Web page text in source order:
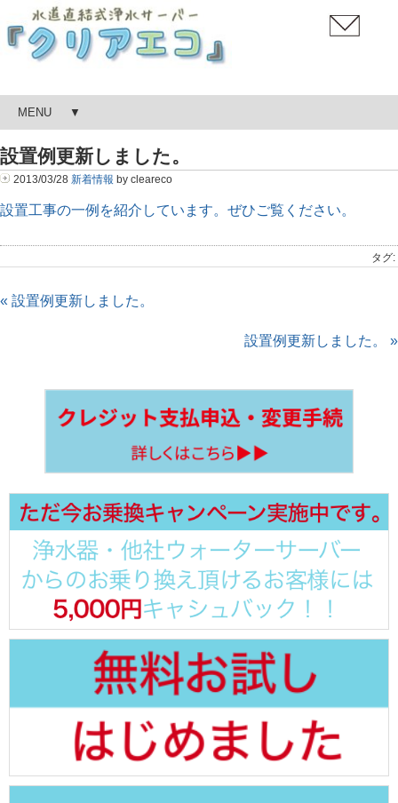
MENU
設置例更新しました。
2013/03/28 新着情報 by cleareco
設置工事の一例を紹介しています。ぜひご覧ください。
タグ:
« 設置例更新しました。
設置例更新しました。 »